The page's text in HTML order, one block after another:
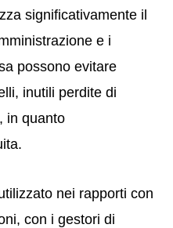
significativamente il
e i
possono evitare
inutili perdite di
in quanto
nei rapporti con
con i gestori di